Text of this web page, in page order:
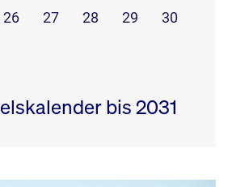
26 27 28 29
30
bis 2031